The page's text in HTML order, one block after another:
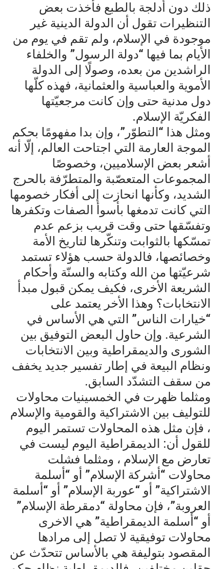
ذلك دون أدلجة بالطبع فأخذت بعض
التنظيرات تقول أن الدولة الدينية غير
موجودة في الإسلام، ولم تقم في يوم من
الأيام بما فيها “دولة الرسول” والخلفاء
الراشدين من بعده، وصولًا إلى الدولة
الأموية والعباسية والعثمانية، فهذه كلّها
دول مدنية حتى وإن كانت مرجعيّتها
الفكريّة الإسلام.
ومثل هذا “التطوّر”، وإن بدا مفهومًا بحكم
الموجة العارمة التي اجتاحت العالم، إلّا أنه
أشعر بعض الإسلاميين، وخصوصًا
المجموعات المتعصّبة والمتطرّفة بالحرج
الشديد، وكأنها انحازت إلى أفكار خصومها
التي كانت تدمغها بأسوأ الصفات وتكفرها
وتفسّقها حتى وقت قريب بزعم عدم
تمسّكها بالثوابت وتنكّرها لتاريخ الأمة
وخصائصها، فالدولة حسب هؤلاء تستمد
شرعيّتها من الله وكتابه والسنّة وأحكام
الشريعة الأخرى، فكيف يمكن قبول مبدأ
الانتخابات؟ وهذا الأخر يعتمد على
“خيارات الناس” التي هي الأساس في
الشرعية. وإن حاول البعض التوفيق بين
الشورى والديمقراطية وبين الانتخابات
ونظام البيعة في إطار تفسير جديد يخفف
من سقف التشدّد السابق.
ومثلما ظهرت في الخمسينيات محاولات
للتوليف بين الاشتراكية والقومية والإسلام
، فإن مثل هذه المحاولات تستمر اليوم
للقول أن: الديمقراطية اليوم ليست في
تعارض مع الإسلام ، ومثلما فشلت
محاولات “أشركة الإسلام” أو “أسلمة
الاشتراكية” أو “عوربة الإسلام” أو “أسلمة
العروبة”، فإن محاولة “دمقرطة الإسلام”
أو “أسلمة الديمقراطية” هي الاخرى
محاولات توفيقية لا تصل إلى مرادها
المقصود بتوليفة هي بالأساس تتحدّث عن